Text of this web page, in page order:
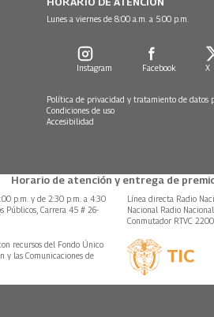
Lunes a viernes de 8:00 a.m. a 5:00 p.m.
Instagram Facebook X
Política de privacidad y tratamiento de datos
Condiciones de uso
Accesibilidad
Horario de atención y entrega de
p.m. y de 2:30 p.m. a 4:30
Públicos, Carrera 45 # 26-
Línea directa Radio
Nacional Radio
Conmutador RTVC
recursos del Fondo Único
y las Comunicaciones de